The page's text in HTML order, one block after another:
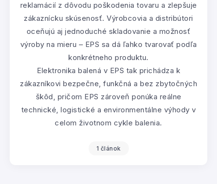
reklamácií z dôvodu poškodenia tovaru a zlepšuje
zákaznícku skúsenosť. Výrobcovia a distribútori
oceňujú aj jednoduché skladovanie a možnosť
výroby na mieru – EPS sa dá ľahko tvarovať podľa
konkrétneho produktu.
Elektronika balená v EPS tak prichádza k
zákazníkovi bezpečne, funkčná a bez zbytočných
škôd, pričom EPS zároveň ponúka reálne
technické, logistické a environmentálne výhody v
celom životnom cykle balenia.
1 článok